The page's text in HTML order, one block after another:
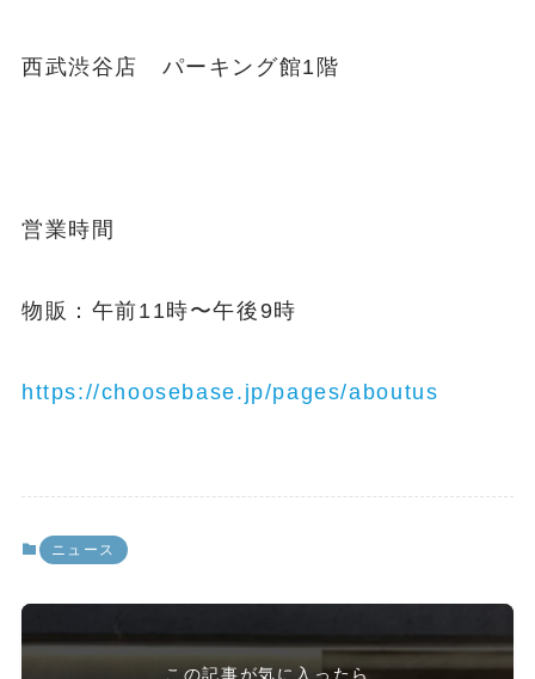
西武渋谷店 パーキング館1階
営業時間
物販：午前11時〜午後9時
https://choosebase.jp/pages/aboutus
ニュース
この記事が気に入ったら